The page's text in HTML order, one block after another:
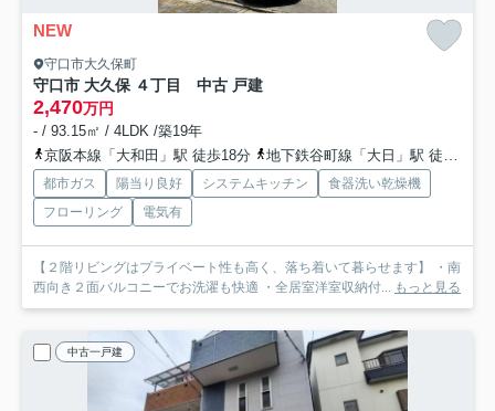
NEW
守口市大久保町
守口市 大久保 ４丁目 中古 戸建
2,470万円
- / 93.15㎡ / 4LDK /築19年
京阪本線「大和田」駅 徒歩18分
地下鉄谷町線「大日」駅 徒歩28分
都市ガス 陽当り良好 システムキッチン
食器洗い乾燥機
フローリング
電気有
【２階リビングはプライベート性も高く、落ち着いて暮らせます】 ・南
西向き２面バルコニーでお洗濯も快適 ・全居室洋室収納付... もっと見る
中古一戸建